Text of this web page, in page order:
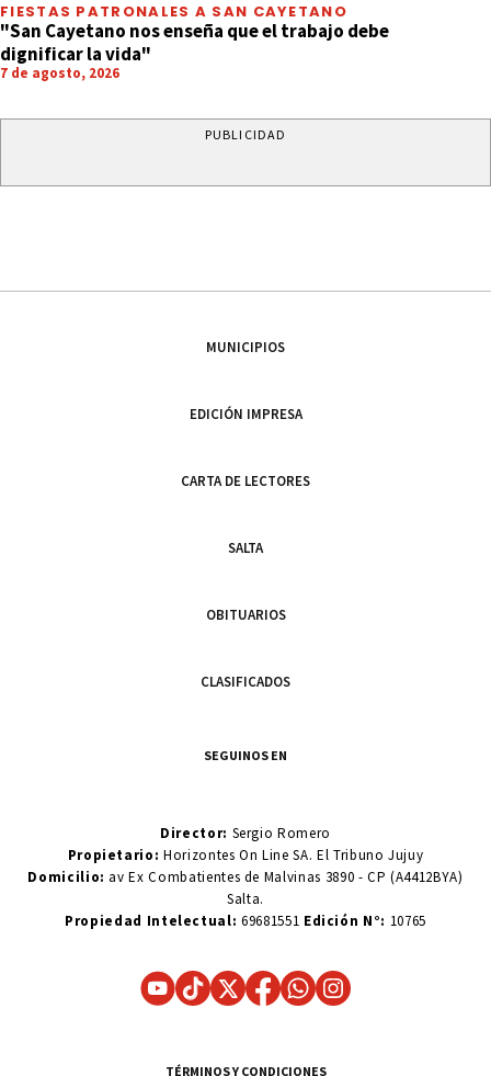
FIESTAS PATRONALES A SAN CAYETANO
"San Cayetano nos enseña que el trabajo debe
dignificar la vida"
7 de agosto, 2026
PUBLICIDAD
MUNICIPIOS
EDICIÓN IMPRESA
CARTA DE LECTORES
SALTA
OBITUARIOS
CLASIFICADOS
SEGUINOS EN
Director: Sergio Romero
Propietario:Horizontes On Line SA. El Tribuno Jujuy
Domicilio: av Ex Combatientes de Malvinas 3890 - CP (A4412BYA)
Salta.
Propiedad Intelectual: 69681551 Edición N°: 10765
TÉRMINOS Y CONDICIONES